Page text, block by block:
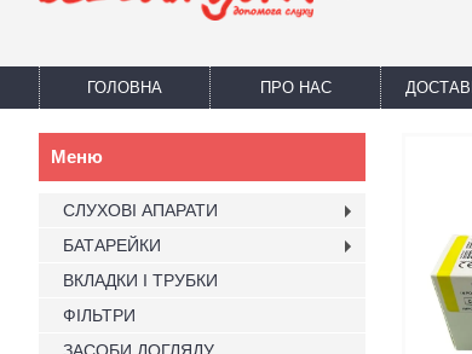
ГОЛОВНА ПРО НАС
СЛУХОВІ АПАРАТИ
БАТАРЕЙКИ
ВКЛАДКИ І ТРУБКИ
ФІЛЬТРИ